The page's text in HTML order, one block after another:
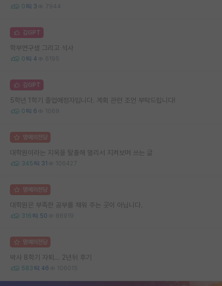
0 3 7944
김GPT
학부연구생 그리고 석사
0 4 6195
김GPT
5학년 1학기 졸업예정자입니다. 계획 관련 조언 부탁드립니다!
0 6 1069
명예의전당
대학원이라는 지옥을 탈출해 멀리서 지켜보며 쓰는 글
345 31 106427
명예의전당
대학원은 부족한 공부를 채워 주는 곳이 아닙니다.
316 50 86919
명예의전당
박사 8학기 자퇴... 2년뒤 후기
583 46 106015